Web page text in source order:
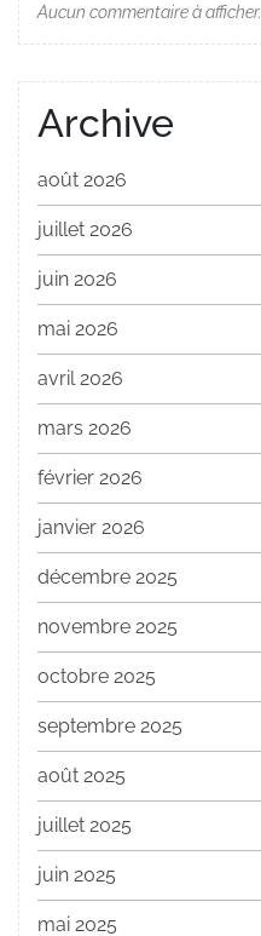
Aucun commentaire à afficher.
Archive
août 2026
juillet 2026
juin 2026
mai 2026
avril 2026
mars 2026
février 2026
janvier 2026
décembre 2025
novembre 2025
octobre 2025
septembre 2025
août 2025
juillet 2025
juin 2025
mai 2025